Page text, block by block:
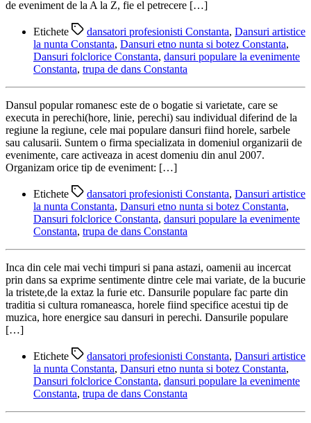
de eveniment de la A la Z, fie el petrecere […]
Etichete dansatori profesionisti Constanta, Dansuri artistice
la nunta Constanta, Dansuri etno nunta si botez Constanta,
Dansuri folclorice Constanta, dansuri populare la evenimente
Constanta, trupa de dans Constanta
Dansul popular romanesc este de o bogatie si varietate, care se
executa in perechi(hore, linie, perechi) sau individual diferind de la
regiune la regiune, cele mai populare dansuri fiind horele, sarbele
sau calusarii. Suntem o firma specializata in domeniul organizarii de
evenimente, care activeaza in acest domeniu din anul 2007.
Organizam orice tip de eveniment: […]
Etichete dansatori profesionisti Constanta, Dansuri artistice
la nunta Constanta, Dansuri etno nunta si botez Constanta,
Dansuri folclorice Constanta, dansuri populare la evenimente
Constanta, trupa de dans Constanta
Inca din cele mai vechi timpuri si pana astazi, oamenii au incercat
prin dans sa exprime sentimente dintre cele mai variate, de la bucurie
la tristete,de la extaz la furie etc. Dansurile populare fac parte din
traditia si cultura romaneasca, horele fiind specifice acestui tip de
muzica, hore energice sau dansuri in perechi. Dansurile populare
[…]
Etichete dansatori profesionisti Constanta, Dansuri artistice
la nunta Constanta, Dansuri etno nunta si botez Constanta,
Dansuri folclorice Constanta, dansuri populare la evenimente
Constanta, trupa de dans Constanta